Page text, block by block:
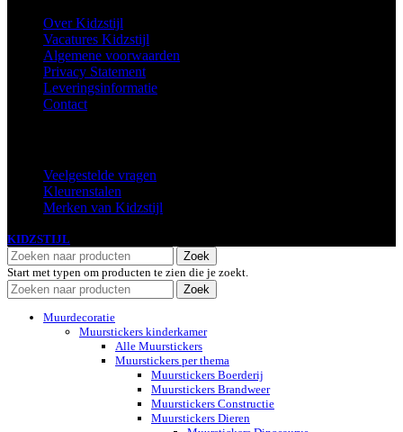
Over Kidzstijl
Vacatures Kidzstijl
Algemene voorwaarden
Privacy Statement
Leveringsinformatie
Contact
Veelgestelde vragen
Kleurenstalen
Merken van Kidzstijl
KIDZSTIJL
Zoek
Start met typen om producten te zien die je zoekt.
Zoek
Muurdecoratie
Muurstickers kinderkamer
Alle Muurstickers
Muurstickers per thema
Muurstickers Boerderij
Muurstickers Brandweer
Muurstickers Constructie
Muurstickers Dieren